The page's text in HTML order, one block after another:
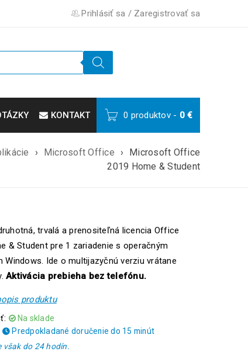
Prihlásiť sa / Zaregistrovať sa
KONTAKT 0 produktov - 0€
› Microsoft Office ›
Microsoft Office
2019 Home & Student
trvalá a prenositeľná licencia Office
& Student pre 1 zariadenie s operačným
Windows. Ide o multijazyčnú verziu vrátane
Aktivácia prebieha bez telefónu.
produktu
Na sklade
Predpokladané doručenie do 15 minút
však do 24 hodín.